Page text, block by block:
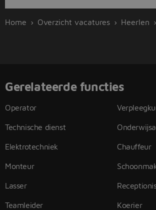
Home Overzicht vacatures Heerlen
Gerelateerde functies
Operator
Technische dienst
Elektrotechniek
Monteur
Lasser
Teamleider
Chauffeur
Koerier